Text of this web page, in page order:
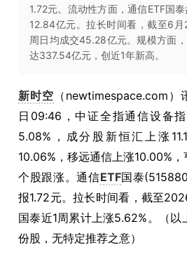
1.72元。流动性方面，通信ETF国
12.84亿元。拉长时间看，截至6月
周日均成交45.28亿元。规模方面
达337.54亿元，创近1年新高。
新时空 （newtimespace.com
日09:46，中证全指通信设备
5.08%，成分股新恒汇上涨
10.06%，移远通信上涨10.00%
个股跟涨。通信ETF国泰
报1.72元。拉长时间看，截至
国泰近1周累计上涨5.62%。（
份股，无特定推荐之意）